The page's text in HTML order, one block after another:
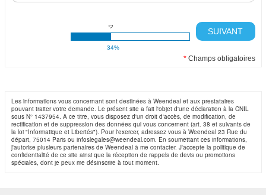
34%
SUIVANT
* Champs obligatoires
Les informations vous concernant sont destinées à Weendeal et aux prestataires
pouvant traiter votre demande. Le présent site a fait l'objet d'une déclaration à la CNIL
sous N° 1437954. A ce titre, vous disposez d'un droit d'accès, de modification, de
rectification et de suppression des données qui vous concernent (art. 38 et suivants de
la loi "Informatique et Libertés"). Pour l'exercer, adressez vous à Weendeal 23 Rue du
départ, 75014 Paris ou infoslegales@weendeal.com. En soumettant ces informations,
j'autorise plusieurs partenaires de Weendeal à me contacter. J'accepte la politique de
confidentialité de ce site ainsi que la réception de rappels de devis ou promotions
spéciales, dont je peux me désinscrire à tout moment.